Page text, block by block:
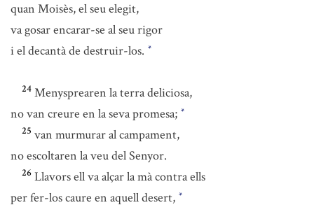
quan Moisès, el seu elegit,
va gosar encarar-se al seu rigor
i el decantà de destruir-los. *
24 Menysprearen la terra deliciosa,
no van creure en la seva promesa; *
25 van murmurar al campament,
no escoltaren la veu del Senyor.
26 Llavors ell va alçar la mà contra ells
per fer-los caure en aquell desert, *